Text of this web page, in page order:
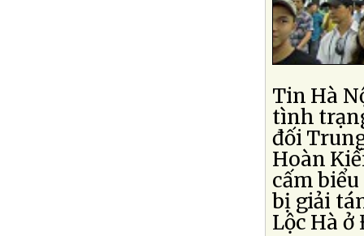
Tin Hà
tình
đối
Hoàn
cấm
bị giải
Lộc Hà ở